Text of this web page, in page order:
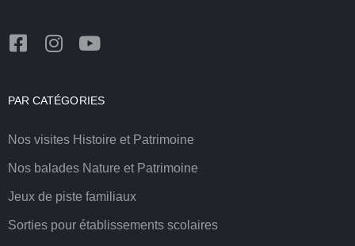
PAR CATÉGORIES
Nos visites Histoire et Patrimoine
Nos balades Nature et Patrimoine
Jeux de piste familiaux
Sorties pour établissements scolaires